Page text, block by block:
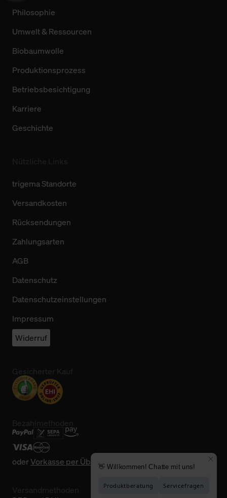
Philosophie
Umwelt & Ressourcen
Biobaumwolle
Produktionsprozess
Betriebsbesichtigung
Karriere
Geschichte
trigema Standorte
Versandkosten
Rücksendungen
Zahlungsarten
AGB
Datenschutz
Datenschutzeinstellungen
Impressum
Widerruf
oderVorkasse per Überweisung